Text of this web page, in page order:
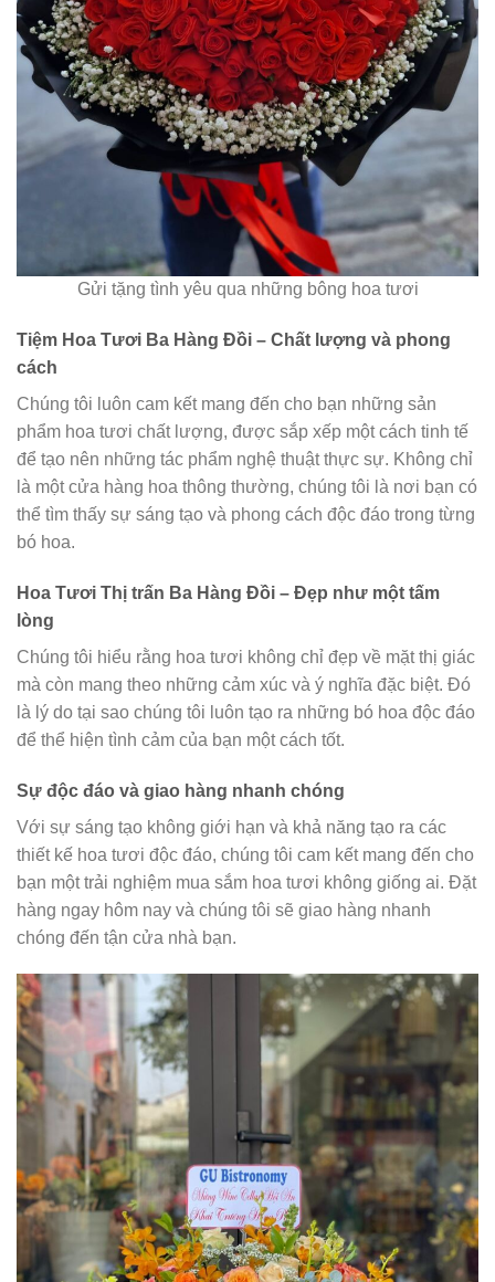
Gửi tặng tình yêu qua những bông hoa tươi
Tiệm Hoa Tươi Ba Hàng Đồi – Chất lượng và phong
cách
Chúng tôi luôn cam kết mang đến cho bạn những sản
phẩm hoa tươi chất lượng, được sắp xếp một cách tinh tế
để tạo nên những tác phẩm nghệ thuật thực sự. Không chỉ
là một cửa hàng hoa thông thường, chúng tôi là nơi bạn có
thể tìm thấy sự sáng tạo và phong cách độc đáo trong từng
bó hoa.
Hoa Tươi Thị trấn Ba Hàng Đồi – Đẹp như một tấm
lòng
Chúng tôi hiểu rằng hoa tươi không chỉ đẹp về mặt thị giác
mà còn mang theo những cảm xúc và ý nghĩa đặc biệt. Đó
là lý do tại sao chúng tôi luôn tạo ra những bó hoa độc đáo
để thể hiện tình cảm của bạn một cách tốt.
Sự độc đáo và giao hàng nhanh chóng
Với sự sáng tạo không giới hạn và khả năng tạo ra các
thiết kế hoa tươi độc đáo, chúng tôi cam kết mang đến cho
bạn một trải nghiệm mua sắm hoa tươi không giống ai. Đặt
hàng ngay hôm nay và chúng tôi sẽ giao hàng nhanh
chóng đến tận cửa nhà bạn.